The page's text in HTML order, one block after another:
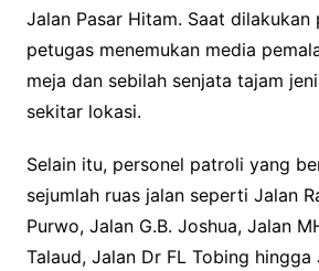
Jalan Pasar Hitam. Saat dilakukan
petugas menemukan media
meja dan sebilah senjata tajam
sekitar lokasi.
Selain itu, personel patroli yang
sejumlah ruas jalan seperti Jalan
Purwo, Jalan G.B. Joshua, Jalan
Talaud, Jalan Dr FL Tobing hingga